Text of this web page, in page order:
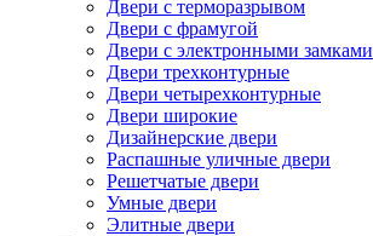
Двери с терморазрывом
Двери с фрамугой
Двери с электронными замками
Двери трехконтурные
Двери четырехконтурные
Двери широкие
Дизайнерские двери
Распашные уличные двери
Решетчатые двери
Умные двери
Элитные двери